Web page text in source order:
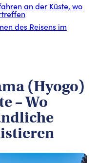
an der Küste, wo
des Reisens im
(Hyogo)
– Wo